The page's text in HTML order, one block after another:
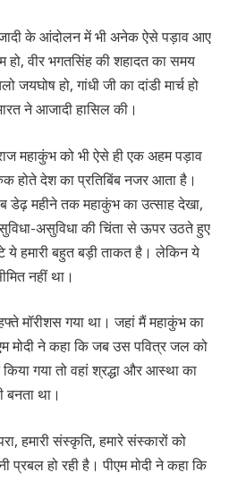
के आंदोलन में भी अनेक ऐसे पड़ाव आए
वीर भगतसिंह की शहादत का समय
जयघोष हो, गांधी जी का दांडी मार्च हो
ने आजादी हासिल की।
महाकुंभ को भी ऐसे ही एक अहम पड़ाव
होते देश का प्रतिबिंब नजर आता है।
डेढ़ महीने तक महाकुंभ का उत्साह देखा,
असुविधा की चिंता से ऊपर उठते हुए
ये हमारी बहुत बड़ी ताकत है। लेकिन ये
नहीं था।
मॉरीशस गया था। जहां मैं महाकुंभ का
मोदी ने कहा कि जब उस पवित्र जल को
गया तो वहां श्रद्धा और आस्था का
बनता था।
हमारी संस्कृति, हमारे संस्कारों को
प्रबल हो रही है। पीएम मोदी ने कहा कि